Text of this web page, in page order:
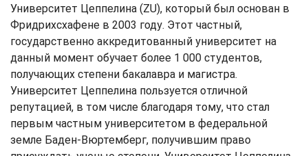
Университет Цеппелина (ZU), который был основан в
Фридрихсхафене в 2003 году. Этот частный,
государственно аккредитованный университет на
данный момент обучает более 1 000 студентов,
получающих степени бакалавра и магистра.
Университет Цеппелина пользуется отличной
репутацией, в том числе благодаря тому, что стал
первым частным университетом в федеральной
земле Баден-Вюртемберг, получившим право